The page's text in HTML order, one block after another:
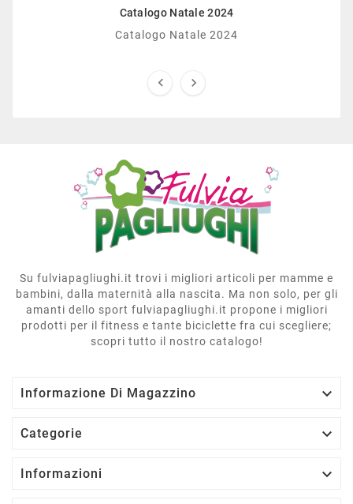
Catalogo Natale 2024
Catalogo Natale 2024
 
Su fulviapagliughi.it trovi i migliori articoli per mamme e
bambini, dalla maternità alla nascita. Ma non solo, per gli
amanti dello sport fulviapagliughi.it propone i migliori
prodotti per il fitness e tante biciclette fra cui scegliere;
scopri tutto il nostro catalogo!
Informazione Di Magazzino 
Categorie 
Informazioni 